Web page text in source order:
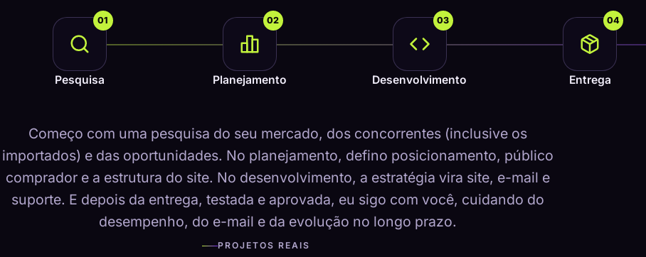
01
Pesquisa
02
Planejamento
03
Desenvolvimento
04
Entrega
Começo com uma pesquisa do seu mercado, dos concorrentes (inclusive os
importados) e das oportunidades. No planejamento, defino posicionamento, público
comprador e a estrutura do site. No desenvolvimento, a estratégia vira site, e-mail e
suporte. E depois da entrega, testada e aprovada, eu sigo com você, cuidando do
desempenho, do e-mail e da evolução no longo prazo.
PROJETOS REAIS